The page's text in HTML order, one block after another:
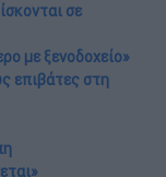
σε
με ξενοδοχείο»
επιβάτες στη